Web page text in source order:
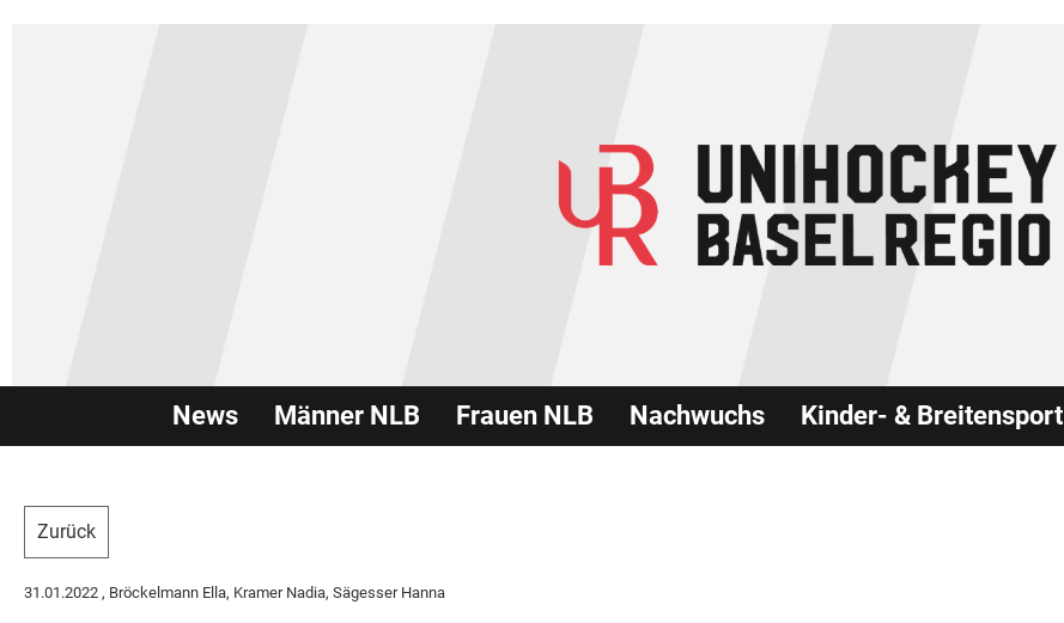
News Männer NLB Frauen NLB Nachwuchs Kinder- & Breitensport
Zurück
31.01.2022 , Bröckelmann Ella, Kramer Nadia, Sägesser Hanna